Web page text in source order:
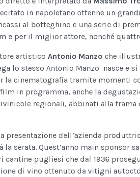
in napoletano ottenne un
al botteghino e una serie di
e per il miglior attore, nonché
artistico Antonio Manzo che
lo stesso Antonio Manzo nasce e si
la cinematografia tramite momenti
in programma, anche la
regionali, abbinati alla trama
presentazione dell’azienda
serata. Quest’anno main sponsor
cantine pugliesi che dal 1936
di vino ottenuto da vitigni